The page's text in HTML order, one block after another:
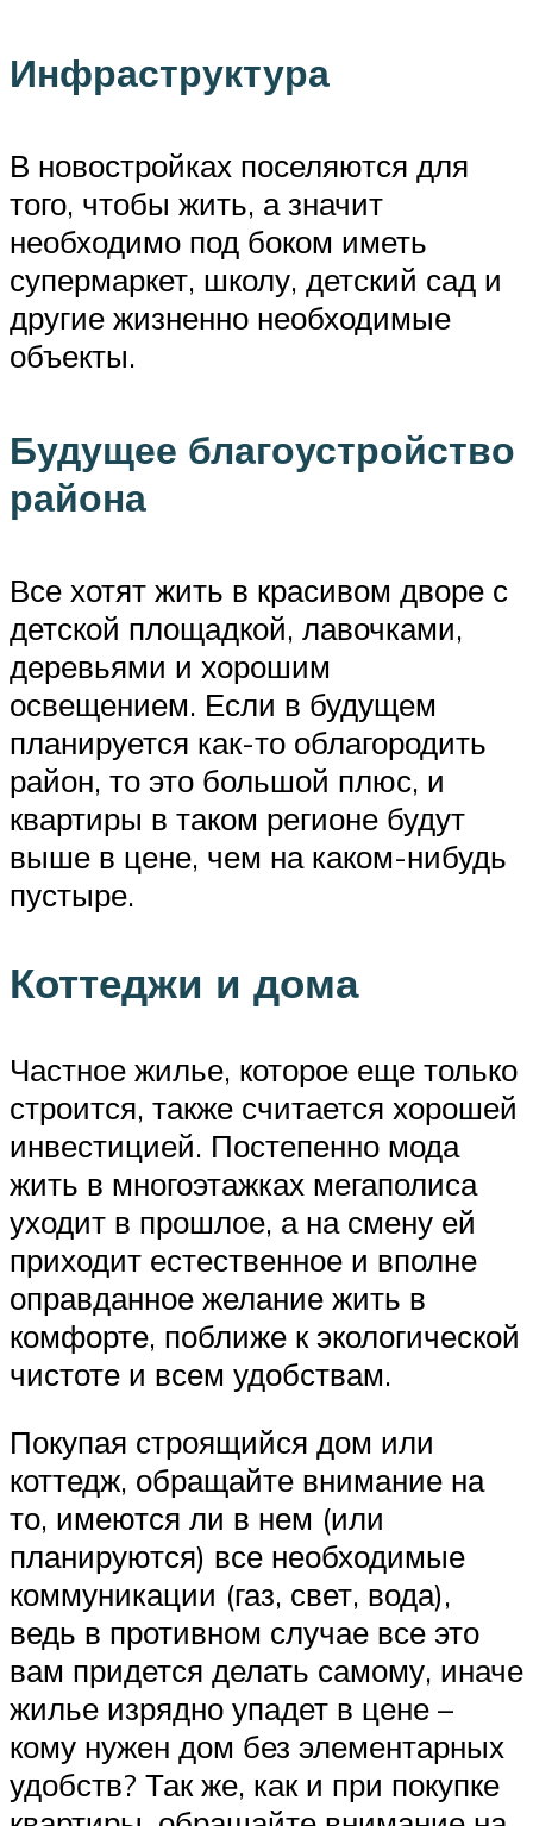
Инфраструктура
В новостройках поселяются для
того, чтобы жить, а значит
необходимо под боком иметь
супермаркет, школу, детский сад и
другие жизненно необходимые
объекты.
Будущее благоустройство
района
Все хотят жить в красивом дворе с
детской площадкой, лавочками,
деревьями и хорошим
освещением. Если в будущем
планируется как-то облагородить
район, то это большой плюс, и
квартиры в таком регионе будут
выше в цене, чем на каком-нибудь
пустыре.
Коттеджи и дома
Частное жилье, которое еще только
строится, также считается хорошей
инвестицией. Постепенно мода
жить в многоэтажках мегаполиса
уходит в прошлое, а на смену ей
приходит естественное и вполне
оправданное желание жить в
комфорте, поближе к экологической
чистоте и всем удобствам.
Покупая строящийся дом или
коттедж, обращайте внимание на
то, имеются ли в нем (или
планируются) все необходимые
коммуникации (газ, свет, вода),
ведь в противном случае все это
вам придется делать самому, иначе
жилье изрядно упадет в цене –
кому нужен дом без элементарных
удобств? Так же, как и при покупке